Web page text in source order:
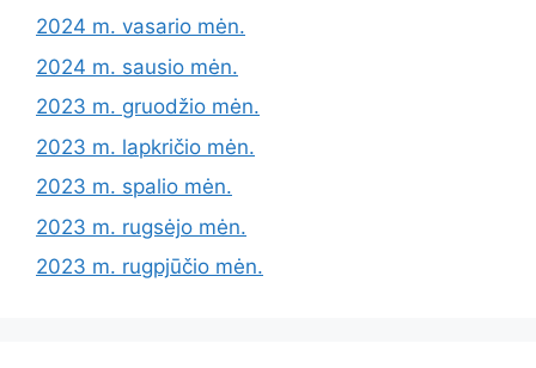
2024 m. vasario mėn.
2024 m. sausio mėn.
2023 m. gruodžio mėn.
2023 m. lapkričio mėn.
2023 m. spalio mėn.
2023 m. rugsėjo mėn.
2023 m. rugpjūčio mėn.